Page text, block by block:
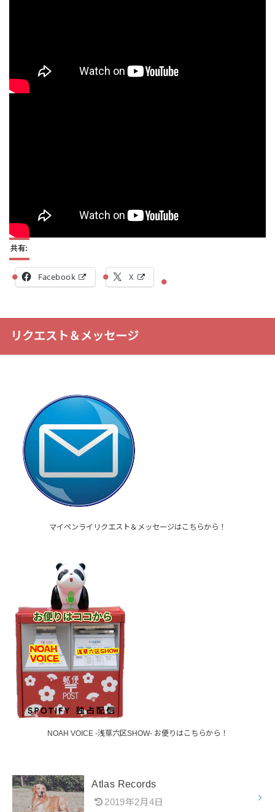
共有:
Facebook X
リクエスト＆メッセージ
マイペンライリクエスト＆メッセージはこちらから！
NOAH VOICE -浅草六区SHOW- お便りはこちらから！
Atlas Records
2019年2月4日